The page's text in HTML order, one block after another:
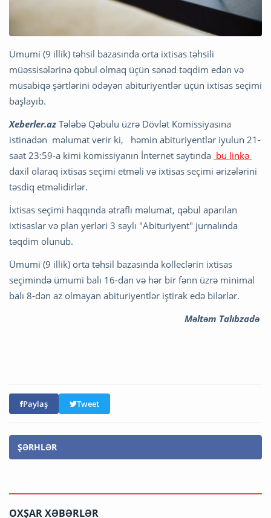
Ümumi (9 illik) təhsil bazasında orta ixtisas təhsili
müəssisələrinə qəbul olmaq üçün sənəd təqdim edən və
müsabiqə şərtlərini ödəyən abituriyentlər üçün ixtisas seçimi
başlayıb.
Xeberler.az Tələbə Qəbulu üzrə Dövlət Komissiyasına
istinadən məlumat verir ki, həmin abituriyentlər iyulun 21-
saat 23:59-a kimi komissiyanın İnternet saytında bu linkə
daxil olaraq ixtisas seçimi etməli və ixtisas seçimi ərizələrini
təsdiq etməlidirlər.
İxtisas seçimi haqqında ətraflı məlumat, qəbul aparılan
ixtisaslar və plan yerləri 3 saylı "Abituriyent" jurnalında
təqdim olunub.
Ümumi (9 illik) orta təhsil bazasında kolleclərin ixtisas
seçimində ümumi balı 16-dan və hər bir fənn üzrə minimal
balı 8-dən az olmayan abituriyentlər iştirak edə bilərlər.
Məltəm Talıbzadə
Paylaş Tweet
ŞƏRHLƏR
OXŞAR XƏBƏRLƏR